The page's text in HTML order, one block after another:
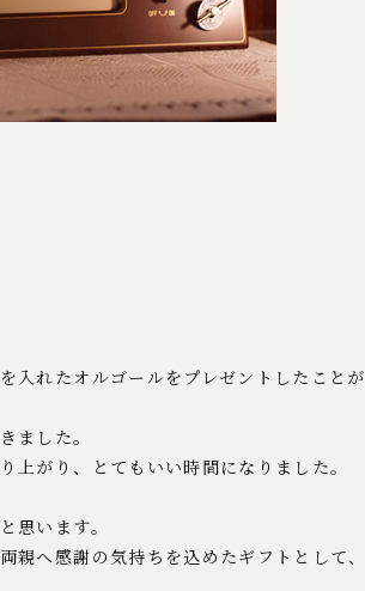
入れたオルゴールをプレゼントしたことが
ました。
がり、とてもいい時間になりました。
思います。
へ感謝の気持ちを込めたギフトとして、